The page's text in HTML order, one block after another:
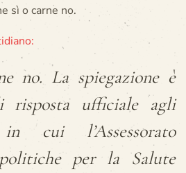
sì o carne no.
no. La spiegazione è
risposta ufficiale agli
cui l’Assessorato
per la Salute